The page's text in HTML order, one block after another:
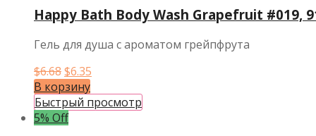
Happy Bath Body Wash Grapefruit #019,
Гель для душа с ароматом грейпфрута
$6.68Первоначальная
цена
составляла
$6.68.
$6.35
$6.35.
В корзину
Быстрый просмотр
5% Off